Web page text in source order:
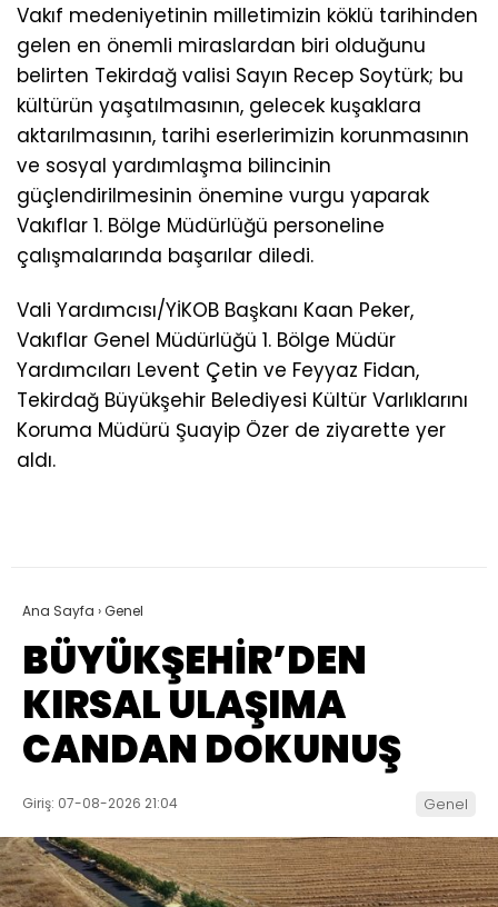
Vakıf medeniyetinin milletimizin köklü tarihinden
gelen en önemli miraslardan biri olduğunu
belirten Tekirdağ valisi Sayın Recep Soytürk; bu
kültürün yaşatılmasının, gelecek kuşaklara
aktarılmasının, tarihi eserlerimizin korunmasının
ve sosyal yardımlaşma bilincinin
güçlendirilmesinin önemine vurgu yaparak
Vakıflar 1. Bölge Müdürlüğü personeline
çalışmalarında başarılar diledi.
Vali Yardımcısı/YİKOB Başkanı Kaan Peker,
Vakıflar Genel Müdürlüğü 1. Bölge Müdür
Yardımcıları Levent Çetin ve Feyyaz Fidan,
Tekirdağ Büyükşehir Belediyesi Kültür Varlıklarını
Koruma Müdürü Şuayip Özer de ziyarette yer
aldı.
Ana Sayfa ›Genel
BÜYÜKŞEHİR’DEN
KIRSAL ULAŞIMA
CANDAN DOKUNUŞ
Giriş: 07-08-2026 21:04 Genel